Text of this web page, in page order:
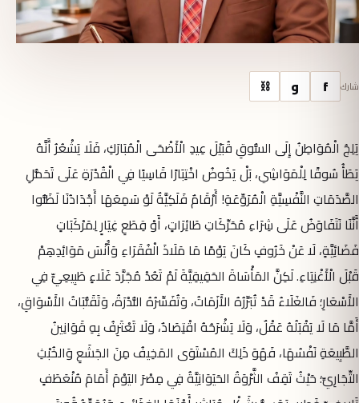
شارك f و ⛓
يَلِجُ الْمُوَاطِنُ إِلَى السُّوقِ قُبَيْلَ عِيدِ الْأَضْحَى الْمُبَارَكِ، فَلَا يَشْعُرُ أَنَّهُ
يَطَأُ سُوقًا لِلْمَوَاشِي، بَلْ يَخُوضُ اخْتِبَارًا قَاسِيًا فِي الْقُدْرَةِ عَلَى تَحَمُّلِ
الصَّدَمَاتِ النَّفْسِيَّةِ الْمُرَوِّعَةِ! أَرْقَامٌ فَلَكِيَّةٌ لَوْ سَمِعَهَا أَجْدَادُنَا لَظَنُّوا
أَنَّنَا نَتَفَاوَضُ عَلَى شِرَاءِ مُحَرِّكَاتِ طَائِرَاتٍ، أَوْ قِطَعِ غِيَارٍ لِمَرْكَبَاتٍ
فَضَائِيَّةٍ، لَا عَنْ خَرُوفٍ كَانَ يَوْمًا مَا مَلَاذَ الْفُقَرَاءِ وَأُنْسَ مَوَائِدِهِمْ
قَبْلَ الْأَغْنِيَاءِ. لَكِنَّ المَأْسَاةَ الحَقِيقِيَّةَ لَمْ تَعُدْ مُجَرَّدَ غَلَاءٍ طَبِيعِيٍّ فِي
الأَسْعَارِ؛ فَالغَلَاءُ قَدْ تُبَرِّرُهُ الأَزَمَاتُ، وَتُفَسِّرُهُ النُّدْرَةُ، وَتَقَلُّبَاتُ الأَسْوَاقِ،
أَمَّا مَا لَا يَقْبَلُهُ عَقْلٌ، وَلَا يَشْرَحُهُ اقْتِصَادٌ، وَلَا تَعْتَرِفُ بِهِ قَوَانِينُ
الطَّبِيعَةِ نَفْسُهَا، فَهُوَ ذَلِكَ المُسْتَوَى المَخِيفُ مِنَ الجَشَعِ وَالخُبْثِ
التِّجَارِيِّ؛ حَيْثُ تَقِفُ الثَّرْوَةُ الحَيَوَانِيَّةُ فِي مِصْرَ اليَوْمَ أَمَامَ مُنْعَطَفٍ